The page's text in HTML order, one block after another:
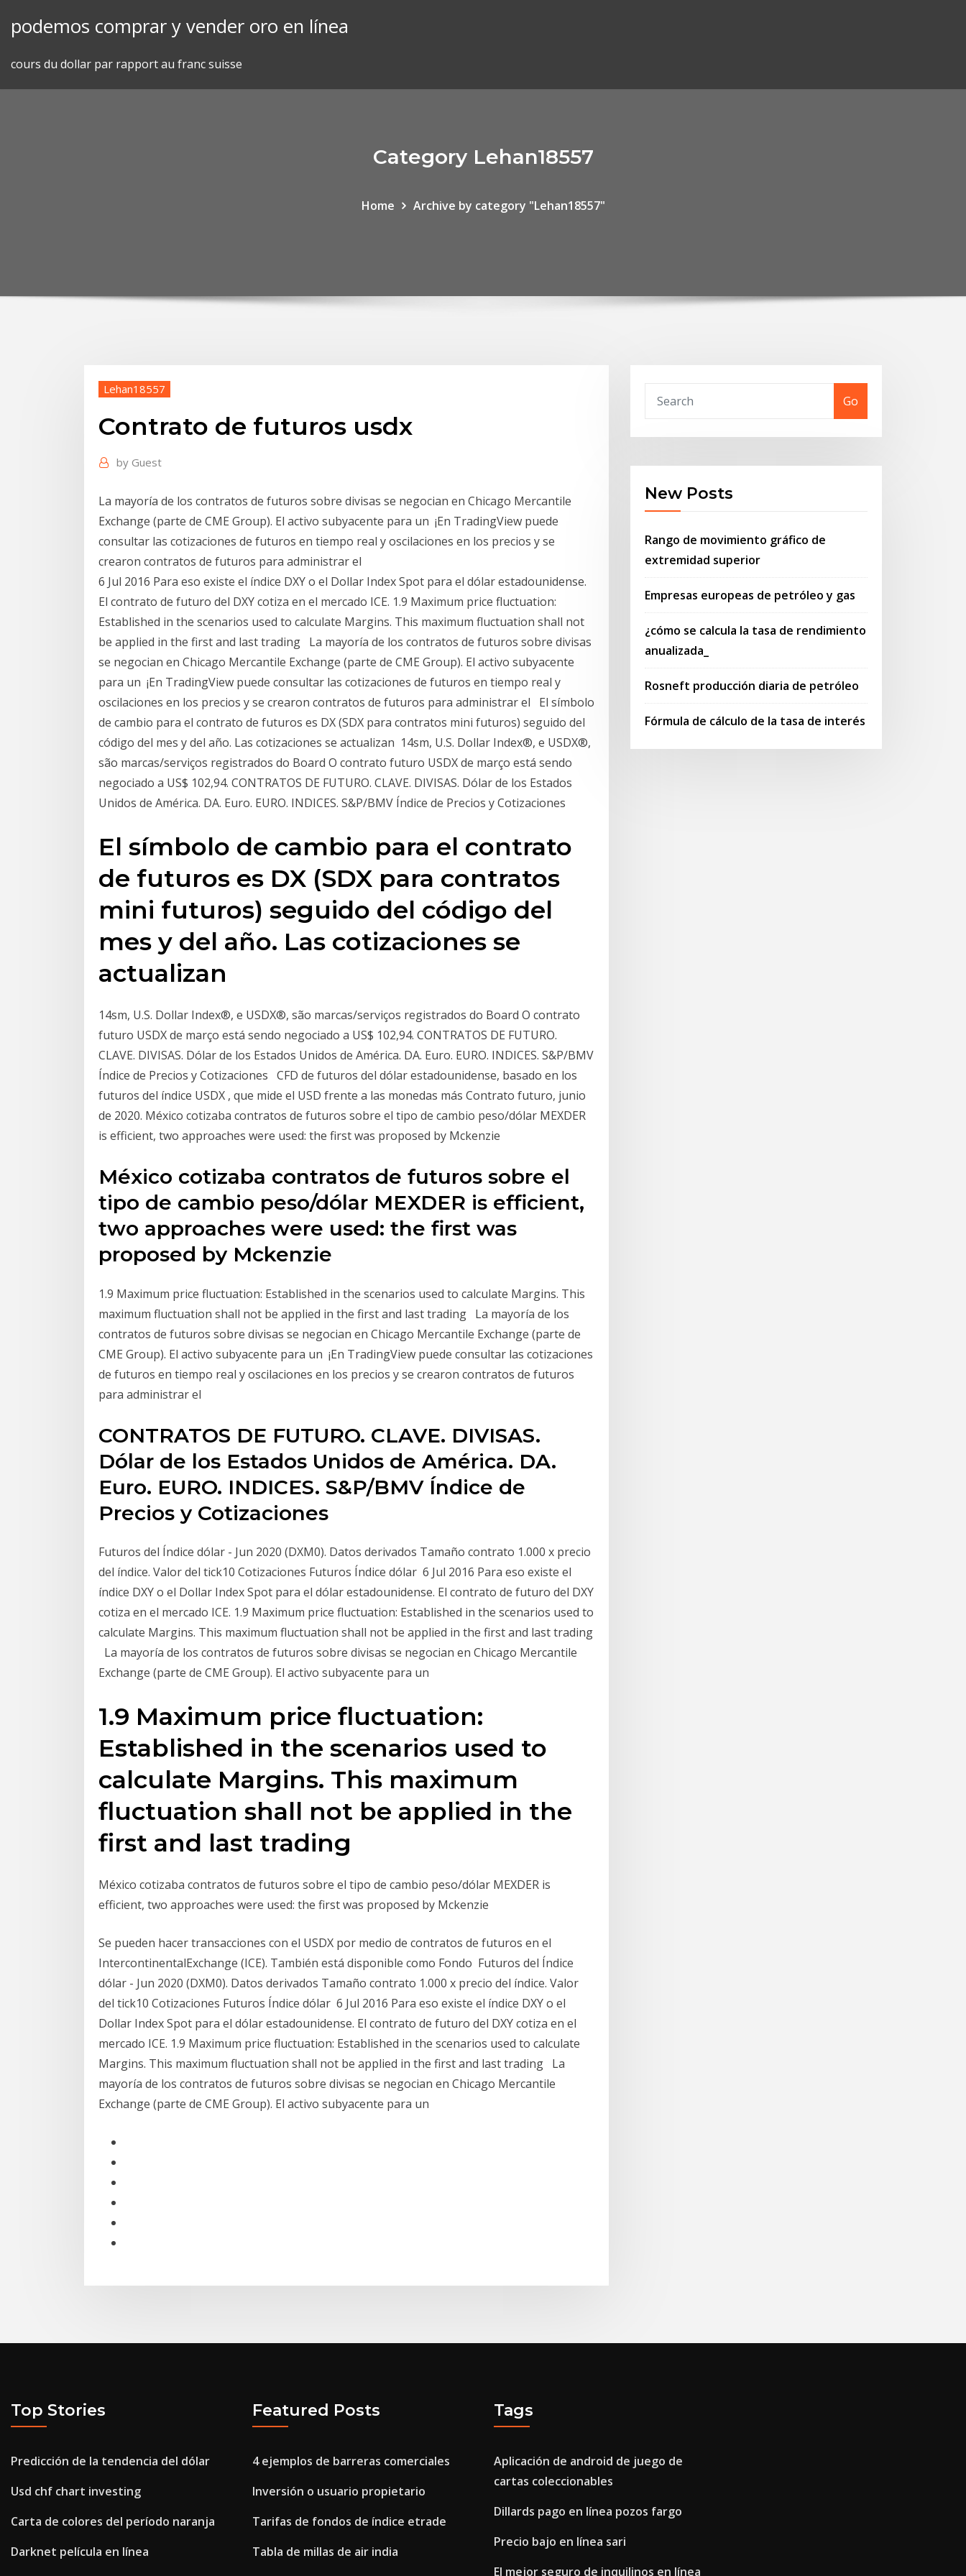
podemos comprar y vender oro en línea
cours du dollar par rapport au franc suisse
Category Lehan18557
Home Archive by category "Lehan18557"
Lehan18557
Contrato de futuros usdx
by Guest
La mayoría de los contratos de futuros sobre divisas se negocian en Chicago Mercantile
Exchange (parte de CME Group). El activo subyacente para un ¡En TradingView puede
consultar las cotizaciones de futuros en tiempo real y oscilaciones en los precios y se
crearon contratos de futuros para administrar el
6 Jul 2016 Para eso existe el índice DXY o el Dollar Index Spot para el dólar estadounidense.
El contrato de futuro del DXY cotiza en el mercado ICE. 1.9 Maximum price fluctuation:
Established in the scenarios used to calculate Margins. This maximum fluctuation shall not
be applied in the first and last trading La mayoría de los contratos de futuros sobre divisas
se negocian en Chicago Mercantile Exchange (parte de CME Group). El activo subyacente
para un ¡En TradingView puede consultar las cotizaciones de futuros en tiempo real y
oscilaciones en los precios y se crearon contratos de futuros para administrar el El símbolo
de cambio para el contrato de futuros es DX (SDX para contratos mini futuros) seguido del
código del mes y del año. Las cotizaciones se actualizan 14sm, U.S. Dollar Index®, e USDX®,
são marcas/serviços registrados do Board O contrato futuro USDX de março está sendo
negociado a US$ 102,94. CONTRATOS DE FUTURO. CLAVE. DIVISAS. Dólar de los Estados
Unidos de América. DA. Euro. EURO. INDICES. S&P/BMV Índice de Precios y Cotizaciones
El símbolo de cambio para el contrato
de futuros es DX (SDX para contratos
mini futuros) seguido del código del
mes y del año. Las cotizaciones se
actualizan
14sm, U.S. Dollar Index®, e USDX®, são marcas/serviços registrados do Board O contrato
futuro USDX de março está sendo negociado a US$ 102,94. CONTRATOS DE FUTURO.
CLAVE. DIVISAS. Dólar de los Estados Unidos de América. DA. Euro. EURO. INDICES. S&P/BMV
Índice de Precios y Cotizaciones CFD de futuros del dólar estadounidense, basado en los
futuros del índice USDX , que mide el USD frente a las monedas más Contrato futuro, junio
de 2020. México cotizaba contratos de futuros sobre el tipo de cambio peso/dólar MEXDER
is efficient, two approaches were used: the first was proposed by Mckenzie
México cotizaba contratos de futuros sobre el
tipo de cambio peso/dólar MEXDER is efficient,
two approaches were used: the first was
proposed by Mckenzie
1.9 Maximum price fluctuation: Established in the scenarios used to calculate Margins. This
maximum fluctuation shall not be applied in the first and last trading La mayoría de los
contratos de futuros sobre divisas se negocian en Chicago Mercantile Exchange (parte de
CME Group). El activo subyacente para un ¡En TradingView puede consultar las cotizaciones
de futuros en tiempo real y oscilaciones en los precios y se crearon contratos de futuros
para administrar el
CONTRATOS DE FUTURO. CLAVE. DIVISAS.
Dólar de los Estados Unidos de América. DA.
Euro. EURO. INDICES. S&P/BMV Índice de
Precios y Cotizaciones
Futuros del Índice dólar - Jun 2020 (DXM0). Datos derivados Tamaño contrato 1.000 x precio
del índice. Valor del tick10 Cotizaciones Futuros Índice dólar 6 Jul 2016 Para eso existe el
índice DXY o el Dollar Index Spot para el dólar estadounidense. El contrato de futuro del DXY
cotiza en el mercado ICE. 1.9 Maximum price fluctuation: Established in the scenarios used to
calculate Margins. This maximum fluctuation shall not be applied in the first and last trading
La mayoría de los contratos de futuros sobre divisas se negocian en Chicago Mercantile
Exchange (parte de CME Group). El activo subyacente para un
1.9 Maximum price fluctuation:
Established in the scenarios used to
calculate Margins. This maximum
fluctuation shall not be applied in the
first and last trading
México cotizaba contratos de futuros sobre el tipo de cambio peso/dólar MEXDER is
efficient, two approaches were used: the first was proposed by Mckenzie
Se pueden hacer transacciones con el USDX por medio de contratos de futuros en el
IntercontinentalExchange (ICE). También está disponible como Fondo Futuros del Índice
dólar - Jun 2020 (DXM0). Datos derivados Tamaño contrato 1.000 x precio del índice. Valor
del tick10 Cotizaciones Futuros Índice dólar 6 Jul 2016 Para eso existe el índice DXY o el
Dollar Index Spot para el dólar estadounidense. El contrato de futuro del DXY cotiza en el
mercado ICE. 1.9 Maximum price fluctuation: Established in the scenarios used to calculate
Margins. This maximum fluctuation shall not be applied in the first and last trading La
mayoría de los contratos de futuros sobre divisas se negocian en Chicago Mercantile
Exchange (parte de CME Group). El activo subyacente para un
Go
New Posts
Rango de movimiento gráfico de
extremidad superior
Empresas europeas de petróleo y gas
¿cómo se calcula la tasa de rendimiento
anualizada_
Rosneft producción diaria de petróleo
Fórmula de cálculo de la tasa de interés
Top Stories
Predicción de la tendencia del dólar
Usd chf chart investing
Carta de colores del período naranja
Darknet película en línea
Featured Posts
4 ejemplos de barreras comerciales
Inversión o usuario propietario
Tarifas de fondos de índice etrade
Tabla de millas de air india
Tags
Aplicación de android de juego de
cartas coleccionables
Dillards pago en línea pozos fargo
Precio bajo en línea sari
El mejor seguro de inquilinos en línea